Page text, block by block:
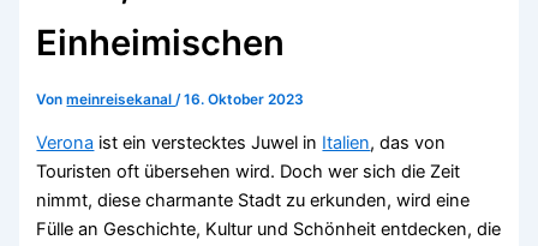
Einheimischen
Vonmeinreisekanal/16. Oktober 2023
Verona ist ein verstecktes Juwel in Italien, das von
Touristen oft übersehen wird. Doch wer sich die Zeit
nimmt, diese charmante Stadt zu erkunden, wird eine
Fülle an Geschichte, Kultur und Schönheit entdecken, die